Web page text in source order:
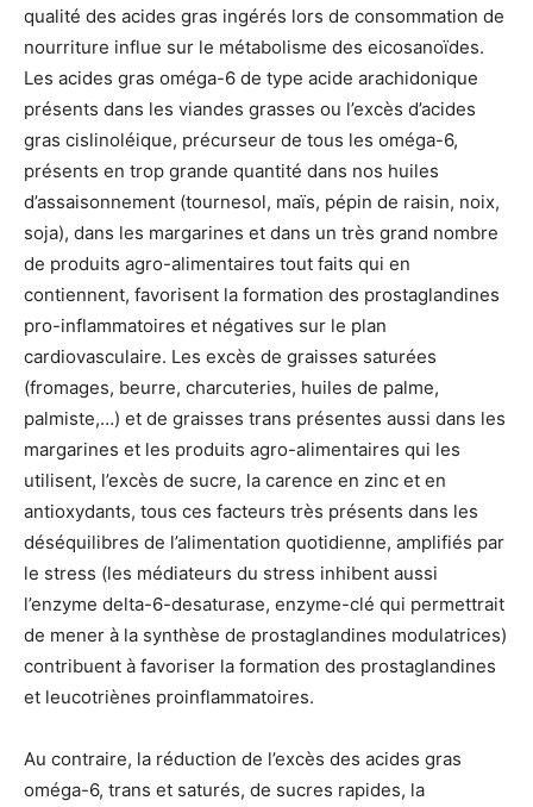
qualité des acides gras ingérés lors de consommation de
nourriture influe sur le métabolisme des eicosanoïdes.
Les acides gras oméga-6 de type acide arachidonique
présents dans les viandes grasses ou l’excès d’acides
gras cislinoléique, précurseur de tous les oméga-6,
présents en trop grande quantité dans nos huiles
d’assaisonnement (tournesol, maïs, pépin de raisin, noix,
soja), dans les margarines et dans un très grand nombre
de produits agro-alimentaires tout faits qui en
contiennent, favorisent la formation des prostaglandines
pro-inflammatoires et négatives sur le plan
cardiovasculaire. Les excès de graisses saturées
(fromages, beurre, charcuteries, huiles de palme,
palmiste,…) et de graisses trans présentes aussi dans les
margarines et les produits agro-alimentaires qui les
utilisent, l’excès de sucre, la carence en zinc et en
antioxydants, tous ces facteurs très présents dans les
déséquilibres de l’alimentation quotidienne, amplifiés par
le stress (les médiateurs du stress inhibent aussi
l’enzyme delta-6-desaturase, enzyme-clé qui permettrait
de mener à la synthèse de prostaglandines modulatrices)
contribuent à favoriser la formation des prostaglandines
et leucotriènes proinflammatoires.
Au contraire, la réduction de l’excès des acides gras
oméga-6, trans et saturés, de sucres rapides, la